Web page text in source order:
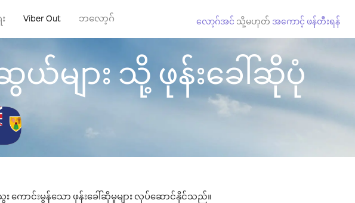
Viber Out ဘလော့ဂ် လော့ဂ်အင် သို့မဟုတ် အကောင့် ဖန်တီးရန်
များ သို့ ဖုန်းခေါ်ဆိုပုံ
ောင်းမွန်သော ဖုန်းခေါ်ဆိုမှုများ လုပ်ဆောင်နိုင်သည်။